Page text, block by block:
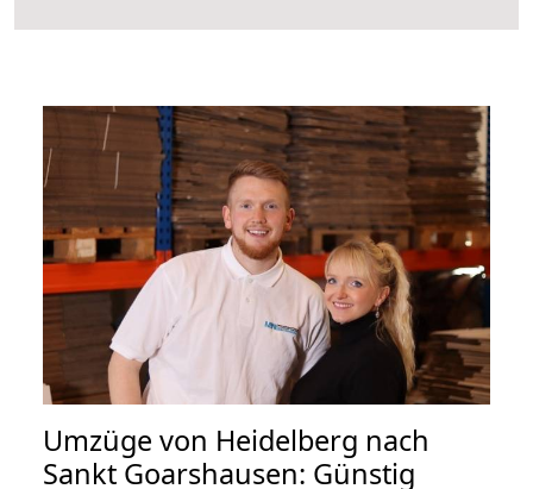
Umzüge von Heidelberg nach
Sankt Goarshausen: Günstig